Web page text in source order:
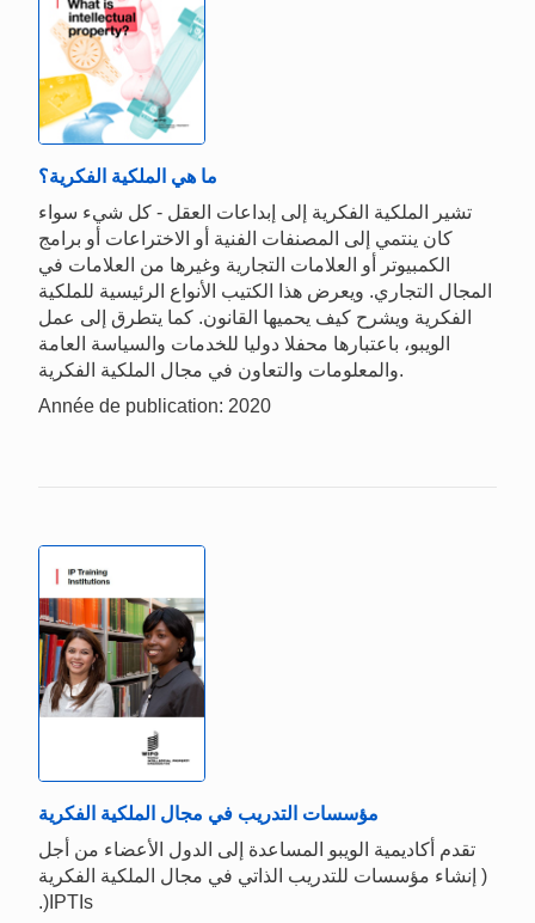
ما هي الملكية الفكرية؟
تشير الملكية الفكرية إلى إبداعات العقل - كل شيء سواء
كان ينتمي إلى المصنفات الفنية أو الاختراعات أو برامج
الكمبيوتر أو العلامات التجارية وغيرها من العلامات في
المجال التجاري. ويعرض هذا الكتيب الأنواع الرئيسية للملكية
الفكرية ويشرح كيف يحميها القانون. كما يتطرق إلى عمل
الويبو، باعتبارها محفلا دوليا للخدمات والسياسة العامة
والمعلومات والتعاون في مجال الملكية الفكرية.
Année de publication: 2020
مؤسسات التدريب في مجال الملكية الفكرية
تقدم أكاديمية الويبو المساعدة إلى الدول الأعضاء من أجل
إنشاء مؤسسات للتدريب الذاتي في مجال الملكية الفكرية )
.)IPTIs